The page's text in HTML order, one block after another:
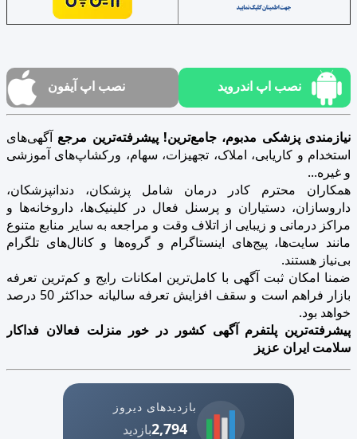
نصب اپ اندروید نصب اپ آیفون
نیازمندی پزشکی مدبوم، جامع‌ترین! پیشرفته‌ترین مرجع آگهی‌های
استخدام و کاریابی، املاک، تجهیزات، سهام، ورکشاپ‌های آموزشی
و غیره...
همکاران محترم کادر درمان شامل پزشکان، دندانپزشکان،
داروسازان، دستیاران و پرسنل فعال در کلینیک‌ها، داروخانه‌ها و
مراکز درمانی و زیبایی از اتلاف وقت و مراجعه به سایر منابع متنوع
مانند سایت‌ها، پیج‌های اینستاگرام و گروه‌ها و کانال‌های تلگرام
بی‌نیاز هستند.
ضمنا امکان ثبت آگهی با کامل‌ترین امکانات رایج و کم‌ترین تعرفه
بازار فراهم است و سقف افزایش تعرفه سالیانه حداکثر 50 درصد
خواهد بود.
پیشرفته‌ترین پلتفرم آگهی کشور در خور منزلت فعالان فداکار
سلامت ایران عزیز
بازدیدهای دیروز
2,794بازدید